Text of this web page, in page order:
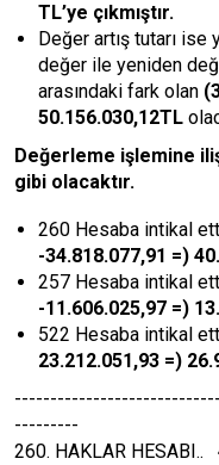
TL’ye çıkmıştır.
Değer artış tutarı
değer ile yeniden
arasındaki fark olan
50.156.030,12TL
Değerleme işlemine
gibi olacaktır.
260 Hesaba intikal
-34.818.077,91 =)
257 Hesaba intikal
-11.606.025,97 =)
522 Hesaba intikal
23.212.051,93 =)
---------
260. HAKLAR HESABI..